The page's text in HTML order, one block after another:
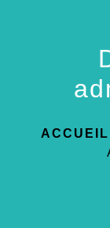
ACCUEIL